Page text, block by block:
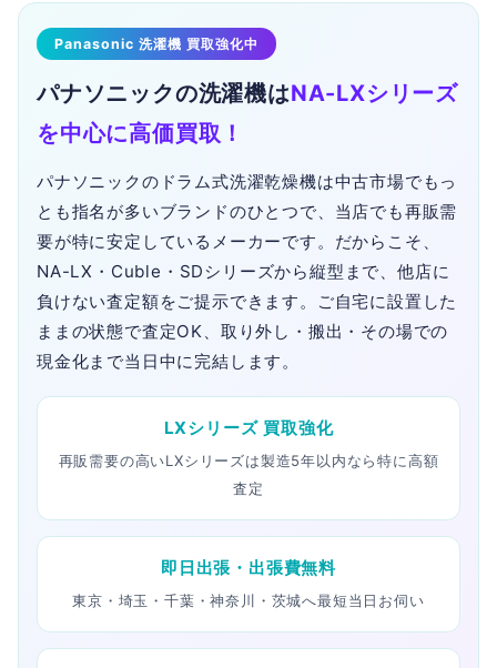
Panasonic 洗濯機 買取強化中
パナソニックの洗濯機はNA-LXシリーズ
を中心に高価買取！
パナソニックのドラム式洗濯乾燥機は中古市場でもっ
とも指名が多いブランドのひとつで、当店でも再販需
要が特に安定しているメーカーです。だからこそ、
NA-LX・Cuble・SDシリーズから縦型まで、他店に
負けない査定額をご提示できます。ご自宅に設置した
ままの状態で査定OK、取り外し・搬出・その場での
現金化まで当日中に完結します。
LXシリーズ 買取強化
再販需要の高いLXシリーズは製造5年以内なら特に高額
査定
即日出張・出張費無料
東京・埼玉・千葉・神奈川・茨城へ最短当日お伺い